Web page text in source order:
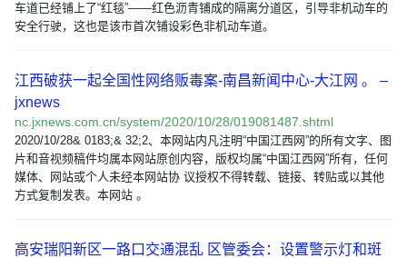
车道已经铺上了“红毯”——红色沥青铺成的隔离分道区，引导非机动车的
安全行驶，这也是该市首次铺设彩色非机动车道。
江西破获一起全国性网络贩毒案-南昌新闻中心-大江网 。 –
jxnews
nc.jxnews.com.cn/system/2020/10/28/019081487.shtml
2020/10/28& 0183;& 32;2、本网站内凡注明“中国江西网”的所有文字、图
片和音视频稿件均属本网站原创内容，版权均属“中国江西网”所有，任何
媒体、网站或个人未经本网站协 议授权不得转载、链接、转贴或以其他
方式复制发表。本网站 。
高安瑞阳新区一路口交通混乱 区管委会：设置警示灯和斑